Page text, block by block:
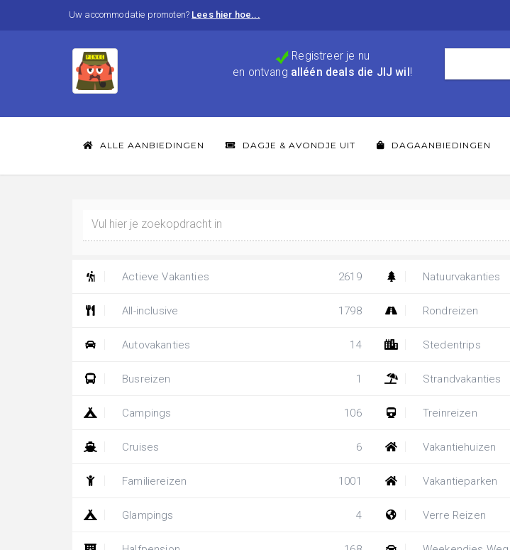
Uw accommodatie promoten? Lees hier hoe...
Registreer je nu
en ontvang alléén deals die JIJ wil !
ALLE AANBIEDINGEN DAGJE & AVONDJE UIT DAGAANBIEDINGEN
Actieve Vakanties 2619
All-inclusive 1798
Autovakanties 14
Busreizen 1
Campings 106
Cruises 6
Familiereizen 1001
Glampings 4
Natuurvakanties
Rondreizen
Stedentrips
Strandvakanties
Treinreizen
Vakantiehuizen
Vakantieparken
Verre Reizen